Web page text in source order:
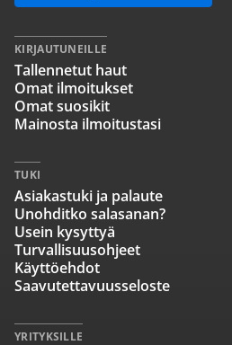
KIRJAUTUNEILLE
Tallennetut haut
Omat ilmoitukset
Omat suosikit
Mainosta ilmoitustasi
TUKI
Asiakastuki ja palaute
Unohditko salasanan?
Usein kysyttyä
Turvallisuusohjeet
Käyttöehdot
Saavutettavuusseloste
YRITYKSILLE